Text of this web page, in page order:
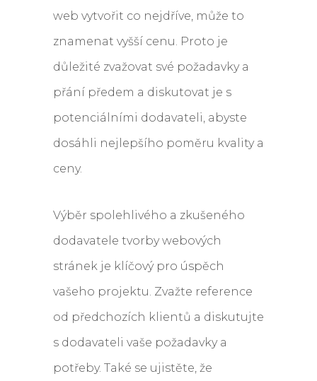
web vytvořit co nejdříve, může to
znamenat vyšší cenu. Proto je
důležité zvažovat své požadavky a
přání předem a diskutovat je s
potenciálními dodavateli, abyste
dosáhli nejlepšího poměru kvality a
ceny.
Výběr spolehlivého a zkušeného
dodavatele tvorby webových
stránek je klíčový pro úspěch
vašeho projektu. Zvažte reference
od předchozích klientů a diskutujte
s dodavateli vaše požadavky a
potřeby. Také se ujistěte, že